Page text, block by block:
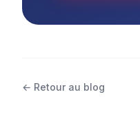
← Retour au blog